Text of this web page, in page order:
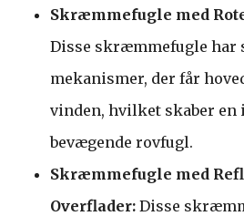
Skræmmefugle med
Disse skræmmefugle har
mekanismer, der får
vinden, hvilket skaber en
bevægende rovfugl.
Skræmmefugle med
Overflader: Disse